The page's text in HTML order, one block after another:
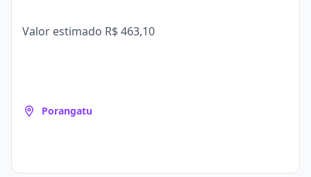
Valor estimado R$ 463,10
Porangatu